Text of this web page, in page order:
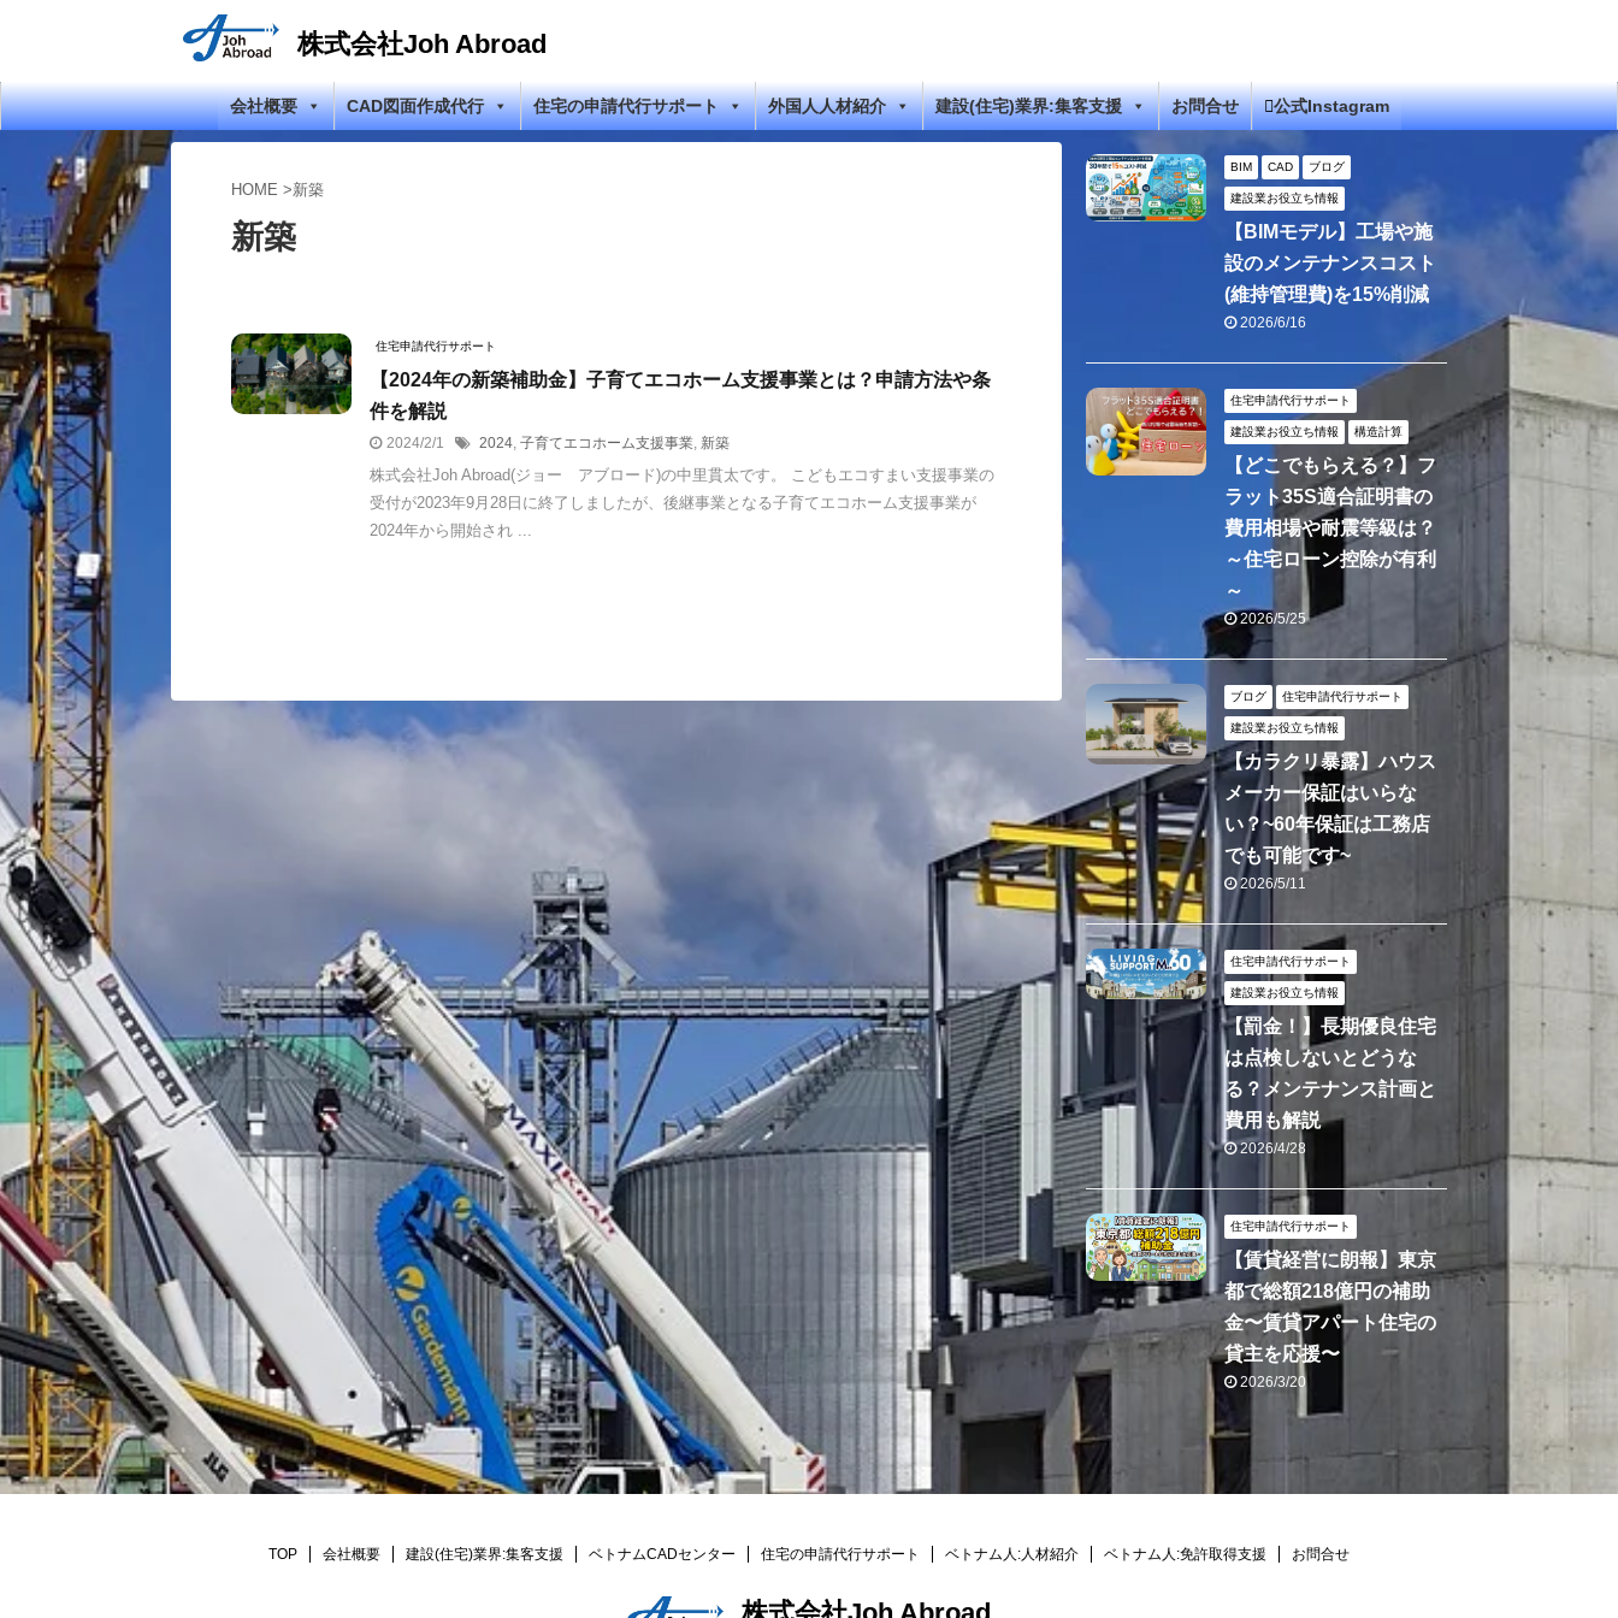
株式会社Joh Abroad
会社概要 CAD図面作成代行 住宅の申請代行サポート 外国人人材紹介 建設(住宅)業界:集客支援 お問合せ 公式Instagram
HOME >新築
新築
住宅申請代行サポート
【2024年の新築補助金】子育てエコホーム支援事業とは？申請方法や条
件を解説
2024/2/1 2024, 子育てエコホーム支援事業, 新築
株式会社Joh Abroad(ジョー アブロード)の中里貫太です。 こどもエコすまい支援事業の
受付が2023年9月28日に終了しましたが、後継事業となる子育てエコホーム支援事業が
2024年から開始され ...
BIM CAD ブログ
建設業お役立ち情報
【BIMモデル】工場や施
設のメンテナンスコスト
(維持管理費)を15%削減
2026/6/16
住宅申請代行サポート
建設業お役立ち情報 構造計算
【どこでもらえる？】フ
ラット35S適合証明書の
費用相場や耐震等級は？
～住宅ローン控除が有利
～
2026/5/25
ブログ 住宅申請代行サポート
建設業お役立ち情報
【カラクリ暴露】ハウス
メーカー保証はいらな
い？~60年保証は工務店
でも可能です~
2026/5/11
住宅申請代行サポート
建設業お役立ち情報
【罰金！】長期優良住宅
は点検しないとどうな
る？メンテナンス計画と
費用も解説
2026/4/28
住宅申請代行サポート
【賃貸経営に朗報】東京
都で総額218億円の補助
金〜賃貸アパート住宅の
貸主を応援〜
2026/3/20
TOP 会社概要 建設(住宅)業界:集客支援 ベトナムCADセンター 住宅の申請代行サポート ベトナム人:人材紹介 ベトナム人:免許取得支援 お問合せ